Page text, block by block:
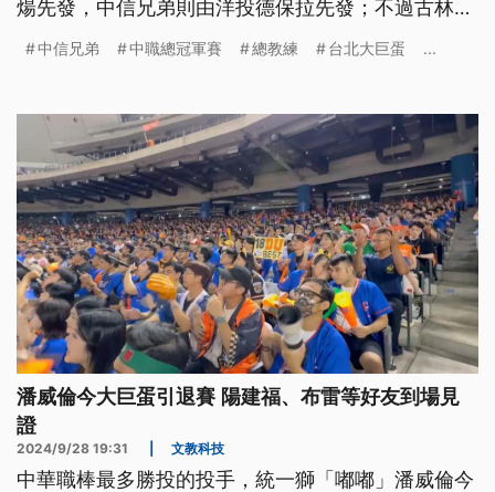
煬先發，中信兄弟則由洋投德保拉先發；不過古林睿
中信兄弟 中職總冠軍賽 總教練 台北大巨蛋 ...
潘威倫今大巨蛋引退賽 陽建福、布雷等好友到場見
證
2024/9/28 19:31 文教科技
中華職棒最多勝投的投手，統一獅「嘟嘟」潘威倫今